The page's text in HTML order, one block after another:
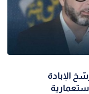
الإبادة